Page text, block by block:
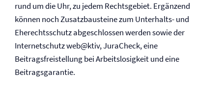
rund um die Uhr, zu jedem Rechtsgebiet. Ergänzend
können noch Zusatzbausteine zum Unterhalts- und
Ehe­rechtsschutz abgeschlossen werden sowie der
Internetschutz web@ktiv, JuraCheck, eine
Beitragsfreistellung bei Arbeitslosigkeit und eine
Beitragsgarantie.